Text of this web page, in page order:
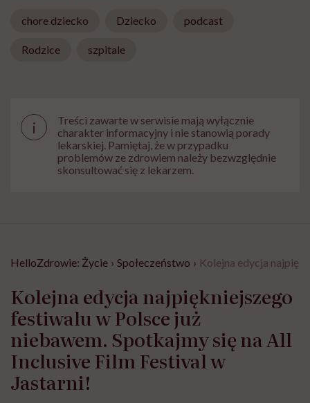
chore dziecko Dziecko podcast
Rodzice szpitale
i
Treści zawarte w serwisie mają wyłącznie
charakter informacyjny i nie stanowią porady
lekarskiej. Pamiętaj, że w przypadku
problemów ze zdrowiem należy bezwzględnie
skonsultować się z lekarzem.
HelloZdrowie: Życie › Społeczeństwo › Kolejna edycja
Kolejna edycja najpiękniejszego
festiwalu w Polsce już
niebawem. Spotkajmy się na All
Inclusive Film Festival w
Jastarni!